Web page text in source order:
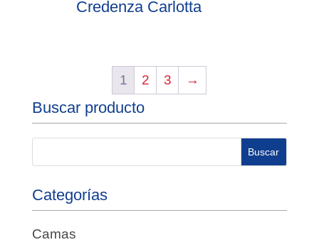
Credenza Carlotta
1 2 3 →
Buscar producto
Categorías
Camas